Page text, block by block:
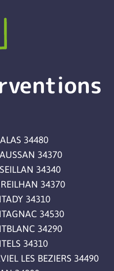
34480
34370
34340
34370
34310
34530
34290
34310
LES BEZIERS 34490